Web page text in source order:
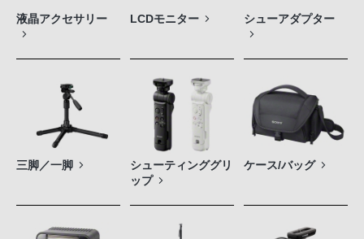
液晶アクセサリー LCDモニター シューアダプター
三脚／一脚
シューティンググリ
ップ
ケース/バッグ